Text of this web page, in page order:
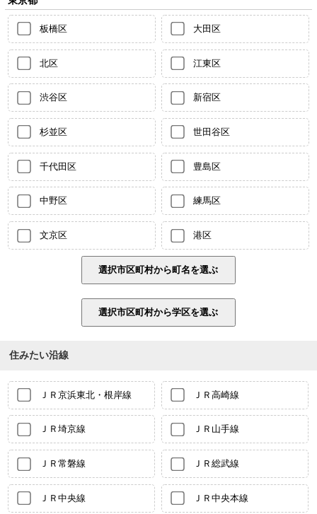
板橋区 大田区
北区 江東区
渋谷区 新宿区
杉並区 世田谷区
千代田区 豊島区
中野区 練馬区
文京区 港区
住みたい沿線
ＪＲ京浜東北・根岸線 ＪＲ高崎線
ＪＲ埼京線 ＪＲ山手線
ＪＲ常磐線 ＪＲ総武線
ＪＲ中央線 ＪＲ中央本線